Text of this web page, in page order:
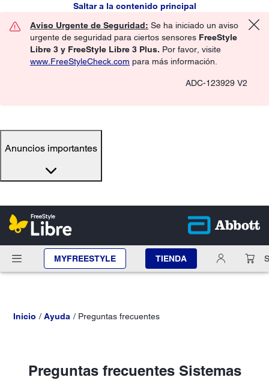
Saltar a la contenido principal
Aviso Urgente de Seguridad: Se ha iniciado un aviso
urgente de seguridad para ciertos sensores FreeStyle
Libre 3 y FreeStyle Libre 3 Plus. Por favor, visite
www.FreeStyleCheck.com para más información.
ADC-123929 V2
Anuncios importantes
MYFREESTYLE TIENDA
Inicio Ayuda Preguntas frecuentes
Preguntas frecuentes Sistemas